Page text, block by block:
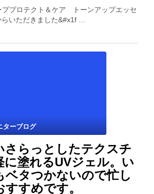
プロテクト＆ケア トーンアップエッセ
いただきました&#x1f …
ターブログ
さらっとしたテクスチ
に塗れるUVジェル。い
ベタつかないので忙し
すめです。